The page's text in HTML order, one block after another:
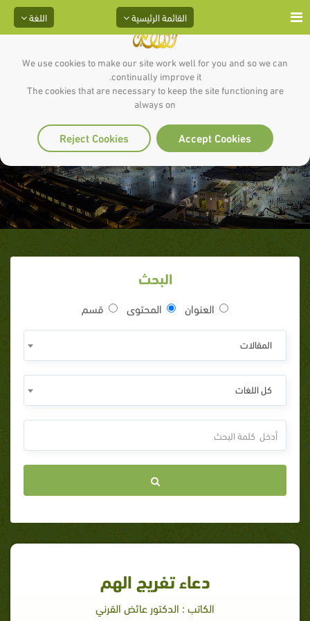
We use cookies to make our site work well for you and so we can
continually improve it.
The cookies that are necessary to keep the site functioning are
always on
Accept Cookies
Reject Cookies
اللغة القائمة الرئيسية
دعاء تفريج الهم
البحث
العنوان المحتوى قسم
المقالات
كل اللغات
دعاء تفريج الهم
الكاتب : الدكتور عائض القرني